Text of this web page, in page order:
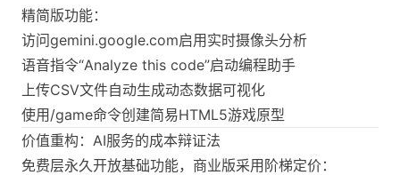
精简版功能：
访问gemini.google.com启用实时摄像头分析
语音指令“Analyze this code”启动编程助手
上传CSV文件自动生成动态数据可视化
使用/game命令创建简易HTML5游戏原型
价值重构：AI服务的成本辩证法
免费层永久开放基础功能，商业版采用阶梯定价：